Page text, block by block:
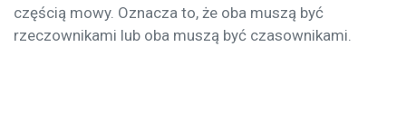
częścią mowy. Oznacza to, że oba muszą być
rzeczownikami lub oba muszą być czasownikami.